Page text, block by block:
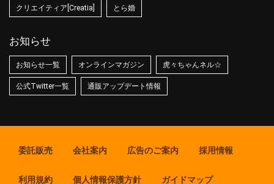
クリエイティア[Creatia] とら婚
お知らせ
お知らせ一覧 オンラインマガジン 虎々ちゃんネル☆
公式Twitter一覧 通販アップデート情報
委託販売 会社案内 広告のご案内 採用情報
利用規約 個人情報保護方針 ガイドマップ